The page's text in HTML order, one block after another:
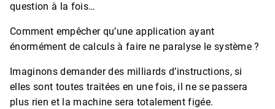
question à la fois…
Comment empêcher qu’une application ayant
énormément de calculs à faire ne paralyse le système ?
Imaginons demander des milliards d’instructions, si
elles sont toutes traitées en une fois, il ne se passera
plus rien et la machine sera totalement figée.